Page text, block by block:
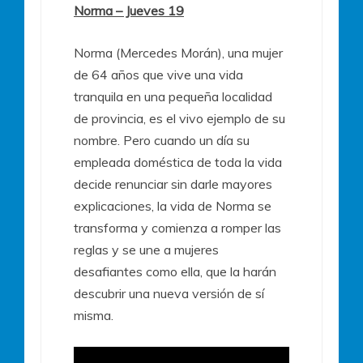
Norma – Jueves 19
Norma (Mercedes Morán), una mujer
de 64 años que vive una vida
tranquila en una pequeña localidad
de provincia, es el vivo ejemplo de su
nombre. Pero cuando un día su
empleada doméstica de toda la vida
decide renunciar sin darle mayores
explicaciones, la vida de Norma se
transforma y comienza a romper las
reglas y se une a mujeres
desafiantes como ella, que la harán
descubrir una nueva versión de sí
misma.